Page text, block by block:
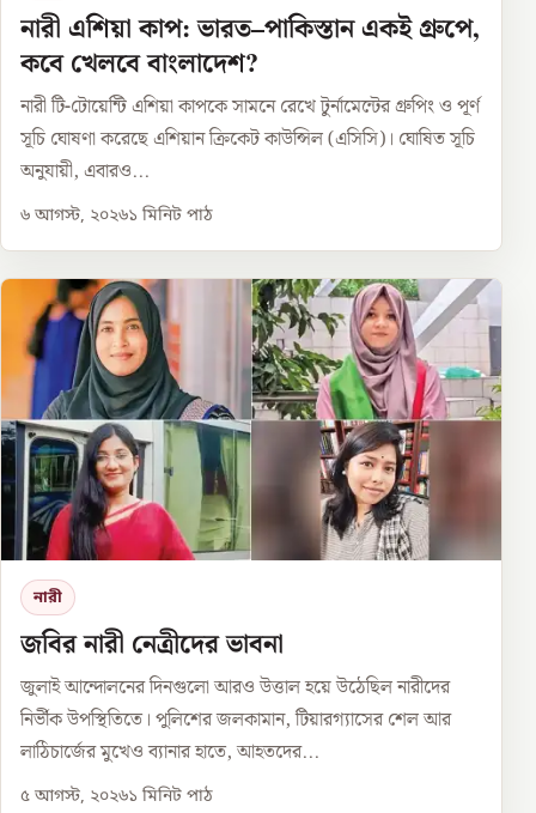
নারী এশিয়া কাপ: ভারত–পাকিস্তান একই গ্রুপে,
কবে খেলবে বাংলাদেশ?
নারী টি-টোয়েন্টি এশিয়া কাপকে সামনে রেখে টুর্নামেন্টের গ্রুপিং ও পূর্ণ
সূচি ঘোষণা করেছে এশিয়ান ক্রিকেট কাউন্সিল (এসিসি)। ঘোষিত সূচি
অনুযায়ী, এবারও...
৬ আগস্ট, ২০২৬১ মিনিট পাঠ
নারী
জবির নারী নেত্রীদের ভাবনা
জুলাই আন্দোলনের দিনগুলো আরও উত্তাল হয়ে উঠেছিল নারীদের
নির্ভীক উপস্থিতিতে। পুলিশের জলকামান, টিয়ারগ্যাসের শেল আর
লাঠিচার্জের মুখেও ব্যানার হাতে, আহতদের...
৫ আগস্ট, ২০২৬১ মিনিট পাঠ